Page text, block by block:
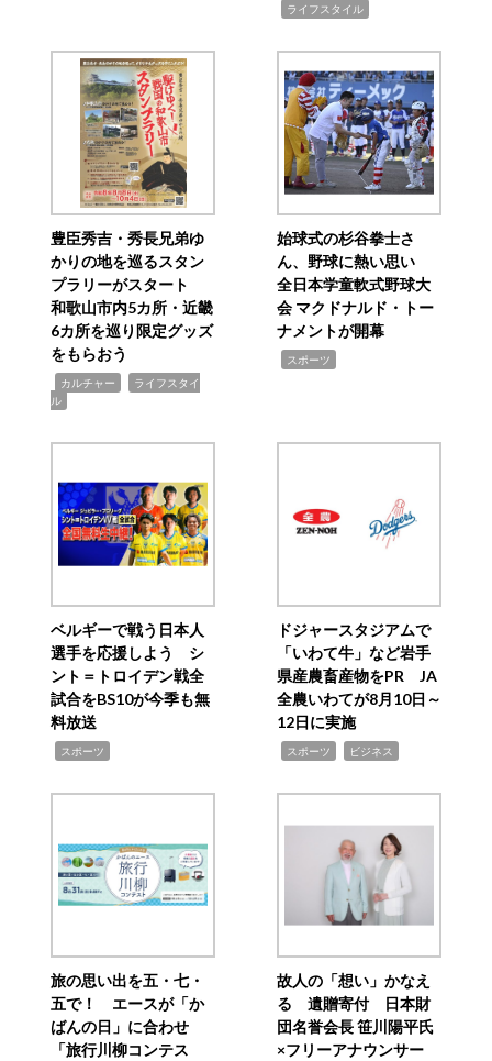
ライフスタイル
豊臣秀吉・秀長兄弟ゆ
かりの地を巡るスタン
プラリーがスタート
和歌山市内5カ所・近畿
6カ所を巡り限定グッズ
をもらおう
カルチャー
ライフスタイ
ル
始球式の杉谷拳士さ
ん、野球に熱い思い
全日本学童軟式野球大
会 マクドナルド・トー
ナメントが開幕
スポーツ
ベルギーで戦う日本人
選手を応援しよう シ
ント＝トロイデン戦全
試合をBS10が今季も無
料放送
スポーツ
ドジャースタジアムで
「いわて牛」など岩手
県産農畜産物をPR JA
全農いわてが8月10日～
12日に実施
スポーツ ビジネス
旅の思い出を五・七・
五で！ エースが「か
ばんの日」に合わせ
「旅行川柳コンテス
故人の「想い」かなえ
る 遺贈寄付 日本財
団名誉会長 笹川陽平氏
×フリーアナウンサー